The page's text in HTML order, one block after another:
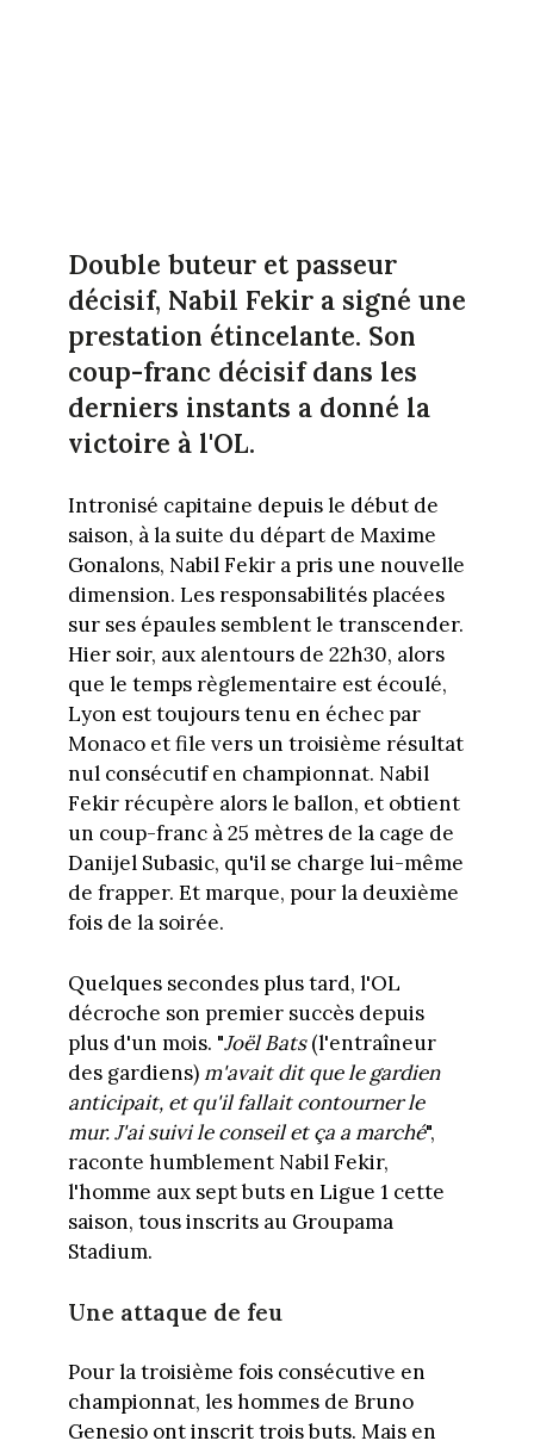
Double buteur et passeur
décisif, Nabil Fekir a signé une
prestation étincelante. Son
coup-franc décisif dans les
derniers instants a donné la
victoire à l'OL.
Intronisé capitaine depuis le début de
saison, à la suite du départ de Maxime
Gonalons, Nabil Fekir a pris une nouvelle
dimension. Les responsabilités placées
sur ses épaules semblent le transcender.
Hier soir, aux alentours de 22h30, alors
que le temps règlementaire est écoulé,
Lyon est toujours tenu en échec par
Monaco et file vers un troisième résultat
nul consécutif en championnat. Nabil
Fekir récupère alors le ballon, et obtient
un coup-franc à 25 mètres de la cage de
Danijel Subasic, qu'il se charge lui-même
de frapper. Et marque, pour la deuxième
fois de la soirée.
Quelques secondes plus tard, l'OL
décroche son premier succès depuis
plus d'un mois. "Joël Bats(l'entraîneur
des gardiens)m'avait dit que le gardien
anticipait, et qu'il fallait contourner le
mur. J'ai suivi le conseil et ça a marché",
raconte humblement Nabil Fekir,
l'homme aux sept buts en Ligue 1 cette
saison, tous inscrits au Groupama
Stadium.
Une attaque de feu
Pour la troisième fois consécutive en
championnat, les hommes de Bruno
Genesio ont inscrit trois buts. Mais en